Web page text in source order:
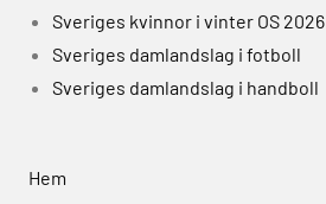
Sveriges kvinnor i vinter OS 2026
Sveriges damlandslag i fotboll
Sveriges damlandslag i handboll
Hem